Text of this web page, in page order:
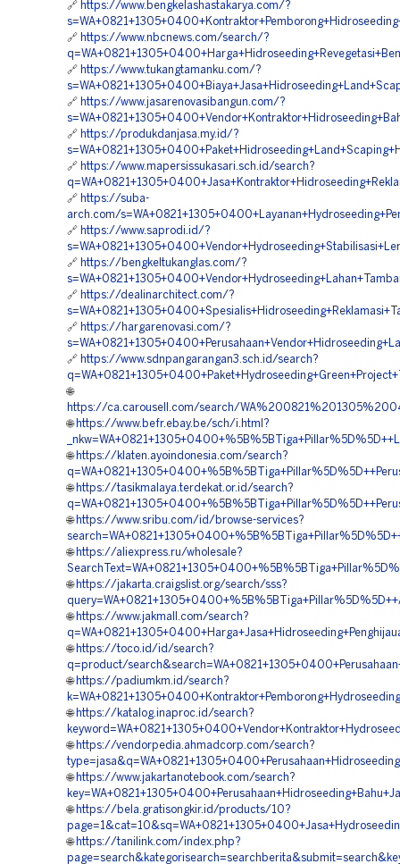
🔗 https://www.bengkelashastakarya.com/?
🔗 https://www.nbcnews.com/search/?
🔗 https://www.tukangtamanku.com/?
🔗 https://www.jasarenovasibangun.com/?
🔗 https://produkdanjasa.my.id/?
🔗 https://www.mapersissukasari.sch.id/search?
🔗 https://suba-
arch.com/
🔗 https://www.saprodi.id/?
🔗 https://bengkeltukanglas.com/?
🔗 https://dealinarchitect.com/?
🔗 https://hargarenovasi.com/?
🔗 https://www.sdnpangarangan3.sch.id/search?
🌐
https://ca.carousell.com/search/
🌐 https://www.befr.ebay.be/sch/i.html?
🌐 https://klaten.ayoindonesia.com/search?
🌐 https://tasikmalaya.terdekat.or.id/search?
🌐 https://www.sribu.com/id/browse-services?
🌐 https://aliexpress.ru/wholesale?
🌐 https://jakarta.craigslist.org/search/sss?
🌐 https://www.jakmall.com/search?
🌐 https://toco.id/id/search?
q=product/
🌐 https://padiumkm.id/search?
🌐 https://katalog.inaproc.id/search?
🌐 https://vendorpedia.ahmadcorp.com/search?
🌐 https://www.jakartanotebook.com/search?
🌐 https://bela.gratisongkir.id/products/10?
🌐 https://tanilink.com/index.php?